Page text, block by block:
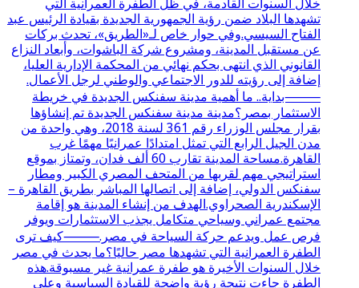
خلال السنوات القادمة، في ظل الطفرة العمرانية التي
تشهدها البلاد ضمن رؤية الجمهورية الجديدة بقيادة الرئيس عبد
الفتاح السيسي.وفي حوار خاص لـ«الطريق»، تحدث بركات
عن مستقبل المدينة، ومشروع شركة الباشوات، وأبعاد النزاع
القانوني الذي انتهى بحكم نهائي من المحكمة الإدارية العليا،
إضافة إلى رؤيته للدور الاجتماعي والوطني لرجل الأعمال.
⸻بداية.. ما أهمية مدينة سفنكس الجديدة في خريطة
الاستثمار بمصر؟مدينة مدينة سفنكس الجديدة تم إنشاؤها
بقرار مجلس الوزراء رقم 361 لسنة 2018، وهي واحدة من
مدن الجيل الرابع التي تمثل امتدادًا عمرانيًا مهمًا غرب
القاهرة.مساحة المدينة تقارب 60 ألف فدان، وتمتاز بموقع
استراتيجي مهم لقربها من المتحف المصري الكبير ومطار
سفنكس الدولي، إضافة إلى اتصالها المباشر بطريق القاهرة –
الإسكندرية الصحراوي.الهدف من إنشاء المدينة هو إقامة
مجتمع عمراني وسياحي متكامل يجذب الاستثمارات ويوفر
فرص عمل ويدعم حركة السياحة في مصر.⸻كيف ترى
الطفرة العمرانية التي تشهدها مصر حاليًا؟ما يحدث في مصر
خلال السنوات الأخيرة هو طفرة عمرانية غير مسبوقة.هذه
الطفرة جاءت نتيجة رؤية واضحة للقيادة السياسية وعلى